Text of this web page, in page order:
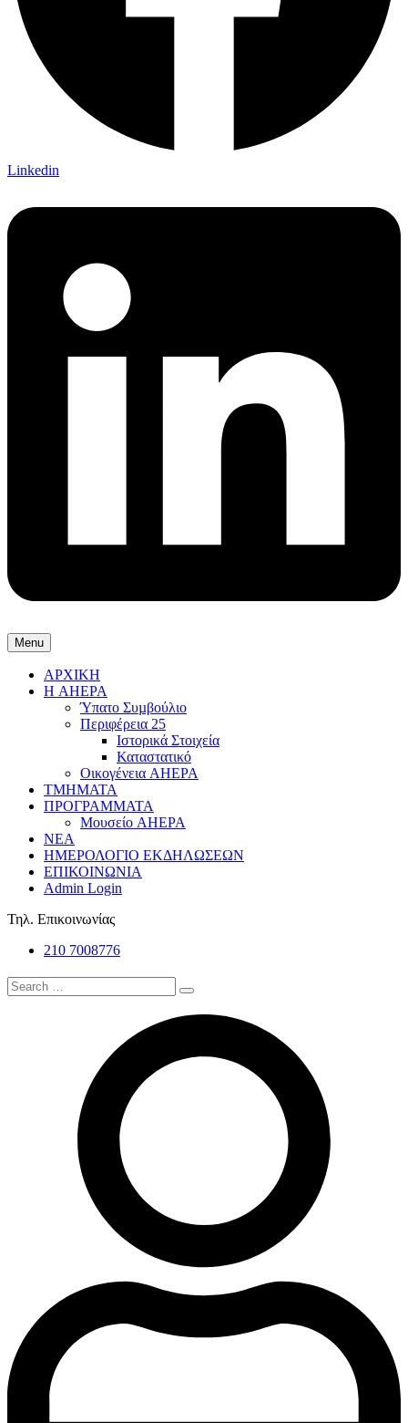
Linkedin
Menu
ΑΡΧΙΚΗ
Η AHEPA
Ύπατο Συµβούλιο
Περιφέρεια 25
Ιστορικά Στοιχεία
Καταστατικό
Οικογένεια AHEPA
ΤΜΗΜΑΤΑ
ΠΡΟΓΡΑΜΜΑΤΑ
Μουσείο AHEPA
ΝΕΑ
ΗΜΕΡΟΛΟΓΙΟ ΕΚΔΗΛΩΣΕΩΝ
ΕΠΙΚΟΙΝΩΝΙΑ
Admin Login
Τηλ. Επικοινωνίας
210 7008776